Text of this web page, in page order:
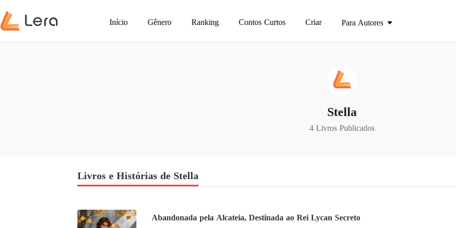
Início Gênero Ranking Contos Curtos Criar Para Autores
Stella
4 Livros Publicados
Livros e Histórias de Stella
Abandonada pela Alcateia, Destinada ao Rei Lycan Secreto